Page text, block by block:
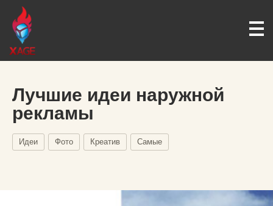
Лучшие идеи наружной
рекламы
Идеи Фото Креатив Самые